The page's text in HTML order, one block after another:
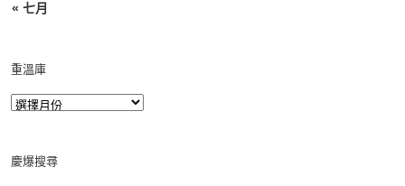
« 七月
重溫庫
慶爆搜尋